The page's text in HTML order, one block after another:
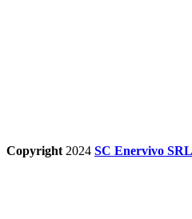
Copyright2024 SC Enervivo